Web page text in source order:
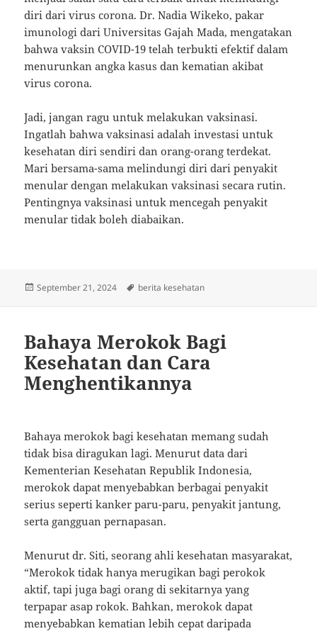
diri dari virus corona. Dr. Nadia Wikeko, pakar
imunologi dari Universitas Gajah Mada, mengatakan
bahwa vaksin COVID-19 telah terbukti efektif dalam
menurunkan angka kasus dan kematian akibat
virus corona.
Jadi, jangan ragu untuk melakukan vaksinasi.
Ingatlah bahwa vaksinasi adalah investasi untuk
kesehatan diri sendiri dan orang-orang terdekat.
Mari bersama-sama melindungi diri dari penyakit
menular dengan melakukan vaksinasi secara rutin.
Pentingnya vaksinasi untuk mencegah penyakit
menular tidak boleh diabaikan.
Posted
September 21, 2024 Tags
berita kesehatan
Bahaya Merokok Bagi
Kesehatan dan Cara
Menghentikannya
Bahaya merokok bagi kesehatan memang sudah
tidak bisa diragukan lagi. Menurut data dari
Kementerian Kesehatan Republik Indonesia,
merokok dapat menyebabkan berbagai penyakit
serius seperti kanker paru-paru, penyakit jantung,
serta gangguan pernapasan.
Menurut dr. Siti, seorang ahli kesehatan masyarakat,
“Merokok tidak hanya merugikan bagi perokok
aktif, tapi juga bagi orang di sekitarnya yang
terpapar asap rokok. Bahkan, merokok dapat
menyebabkan kematian lebih cepat daripada